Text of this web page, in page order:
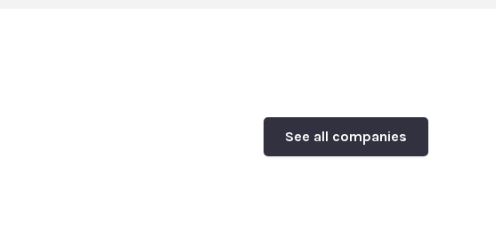
See all companies